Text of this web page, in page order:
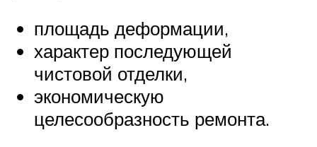
площадь деформации,
характер последующей
чистовой отделки,
экономическую
целесообразность ремонта.